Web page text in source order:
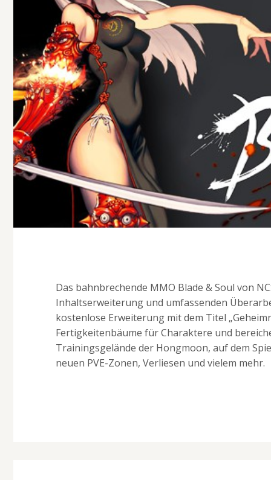
Das bahnbrechende MMO Blade & Soul von
Inhaltserweiterung und umfassenden
kostenlose Erweiterung mit dem Titel
Fertigkeitenbäume für Charaktere und
Trainingsgelände der Hongmoon, auf dem
neuen PVE-Zonen, Verliesen und vielem mehr.